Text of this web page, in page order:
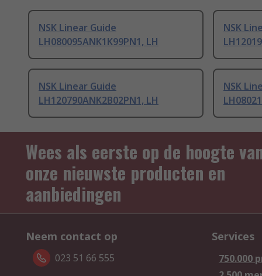
NSK Linear Guide
LH080095ANK1K99PN1, LH
NSK
NSK Linear Guide
LH120790ANK2B02PN1, LH
NSK
Wees als eerste op de hoogte
onze nieuwste producten en
aanbiedingen
Neem contact op
023 51 66 555
Services
750.000